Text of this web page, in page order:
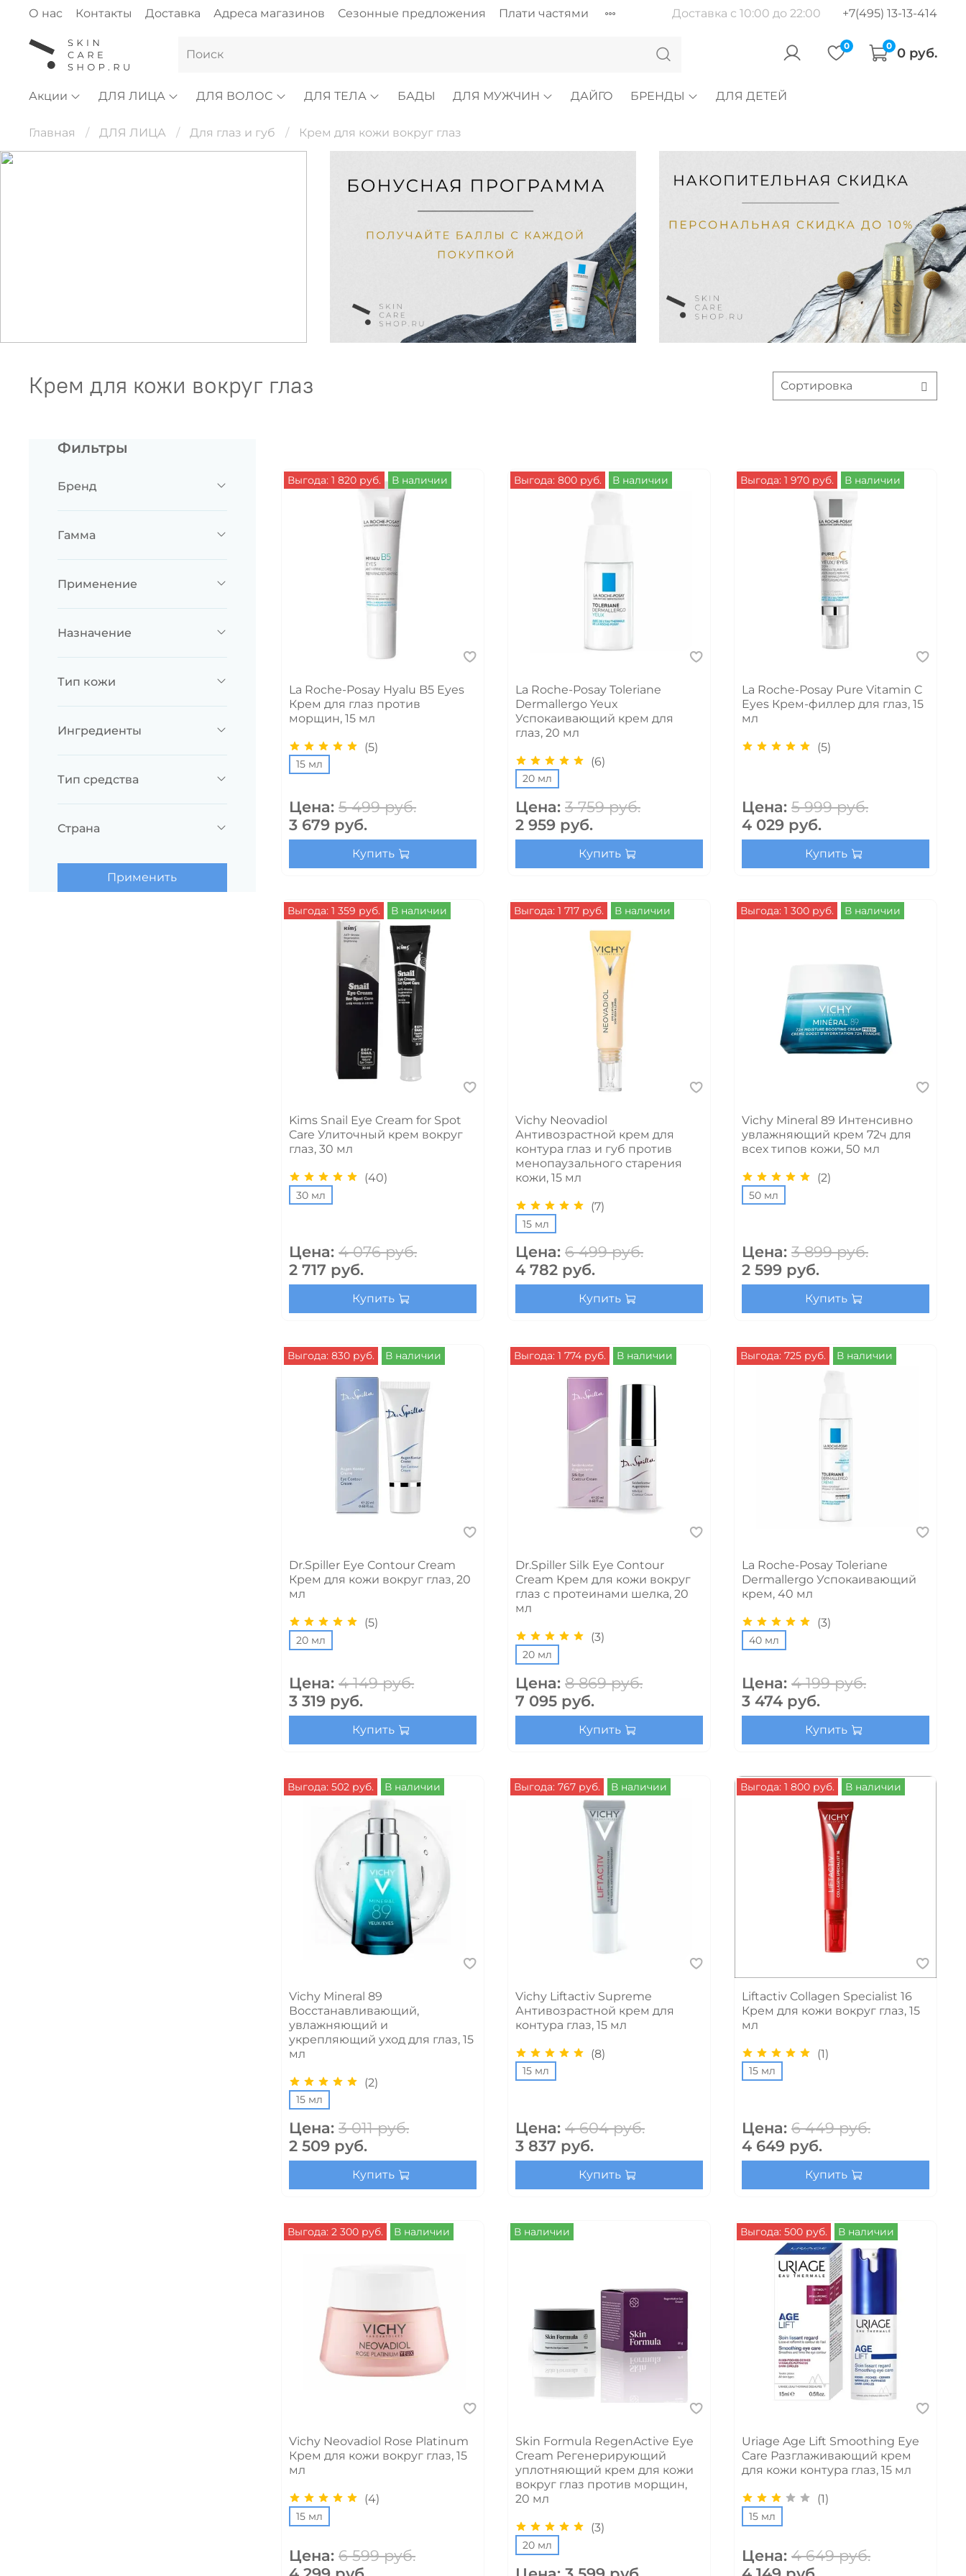
О нас Контакты Доставка Адреса магазинов Сезонные предложения Плати частями Доставка с 10:00 до 22:00 +7(495) 13-13-414
0 0 0 руб.
Акции ДЛЯ ЛИЦА ДЛЯ ВОЛОС ДЛЯ ТЕЛА БАДЫ ДЛЯ МУЖЧИН ДАЙГО БРЕНДЫ ДЛЯ ДЕТЕЙ
Главная ДЛЯ ЛИЦА Для глаз и губ Крем для кожи вокруг глаз
Крем для кожи вокруг глаз
Выгода: 1 820 руб. В наличии
La Roche-Posay Hyalu B5 Eyes
Крем для глаз против
морщин, 15 мл
(5)
15 мл
Цена:5 499 руб.
3 679 руб.
Купить
Выгода: 800 руб. В наличии
La Roche-Posay Toleriane
Dermallergo Yeux
Успокаивающий крем для
глаз, 20 мл
(6)
20 мл
Цена:3 759 руб.
2 959 руб.
Купить
Выгода: 1 970 руб. В наличии
La Roche-Posay Pure Vitamin C
Eyes Крем-филлер для глаз, 15
мл
(5)
Цена:5 999 руб.
4 029 руб.
Купить
Выгода: 1 359 руб. В наличии
Kims Snail Eye Cream for Spot
Care Улиточный крем вокруг
глаз, 30 мл
(40)
30 мл
Цена:4 076 руб.
2 717 руб.
Купить
Выгода: 1 717 руб. В наличии
Vichy Neovadiol
Антивозрастной крем для
контура глаз и губ против
менопаузального старения
кожи, 15 мл
(7)
15 мл
Цена:6 499 руб.
4 782 руб.
Купить
Выгода: 1 300 руб. В наличии
Vichy Mineral 89 Интенсивно
увлажняющий крем 72ч для
всех типов кожи, 50 мл
(2)
50 мл
Цена:3 899 руб.
2 599 руб.
Купить
Выгода: 830 руб. В наличии
Dr.Spiller Eye Contour Cream
Крем для кожи вокруг глаз, 20
мл
(5)
20 мл
Цена:4 149 руб.
3 319 руб.
Купить
Выгода: 1 774 руб. В наличии
Dr.Spiller Silk Eye Contour
Cream Крем для кожи вокруг
глаз с протеинами шелка, 20
мл
(3)
20 мл
Цена:8 869 руб.
7 095 руб.
Купить
Выгода: 725 руб. В наличии
La Roche-Posay Toleriane
Dermallergo Успокаивающий
крем, 40 мл
(3)
40 мл
Цена:4 199 руб.
3 474 руб.
Купить
Выгода: 502 руб. В наличии
Vichy Mineral 89
Восстанавливающий,
увлажняющий и
укрепляющий уход для глаз, 15
мл
(2)
15 мл
Цена:3 011 руб.
2 509 руб.
Купить
Выгода: 767 руб. В наличии
Vichy Liftactiv Supreme
Антивозрастной крем для
контура глаз, 15 мл
(8)
15 мл
Цена:4 604 руб.
3 837 руб.
Купить
Выгода: 1 800 руб. В наличии
Liftactiv Collagen Specialist 16
Крем для кожи вокруг глаз, 15
мл
(1)
15 мл
Цена:6 449 руб.
4 649 руб.
Купить
Выгода: 2 300 руб. В наличии
Vichy Neovadiol Rose Platinum
Крем для кожи вокруг глаз, 15
мл
(4)
15 мл
Цена:6 599 руб.
В наличии
Skin Formula RegenActive Eye
Cream Регенерирующий
уплотняющий крем для кожи
вокруг глаз против морщин,
20 мл
(3)
20 мл
Выгода: 500 руб. В наличии
Uriage Age Lift Smoothing Eye
Care Разглаживающий крем
для кожи контура глаз, 15 мл
(1)
15 мл
Цена:4 649 руб.
Фильтры
Бренд
Гамма
Применение
Назначение
Тип кожи
Ингредиенты
Тип средства
Страна
Применить